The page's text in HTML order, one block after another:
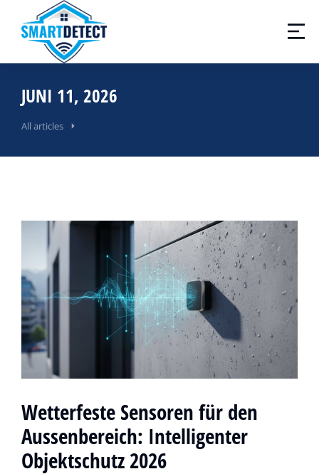
JUNI 11, 2026
All articles
Wetterfeste Sensoren für den
Aussenbereich: Intelligenter
Objektschutz 2026